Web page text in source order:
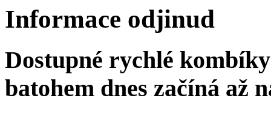
Informace odjinud
Dostupné rychlé
batohem dnes začíná až